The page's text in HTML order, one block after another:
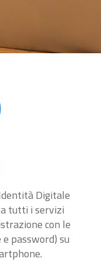
Digitale
tutti i servizi
con le
password) su